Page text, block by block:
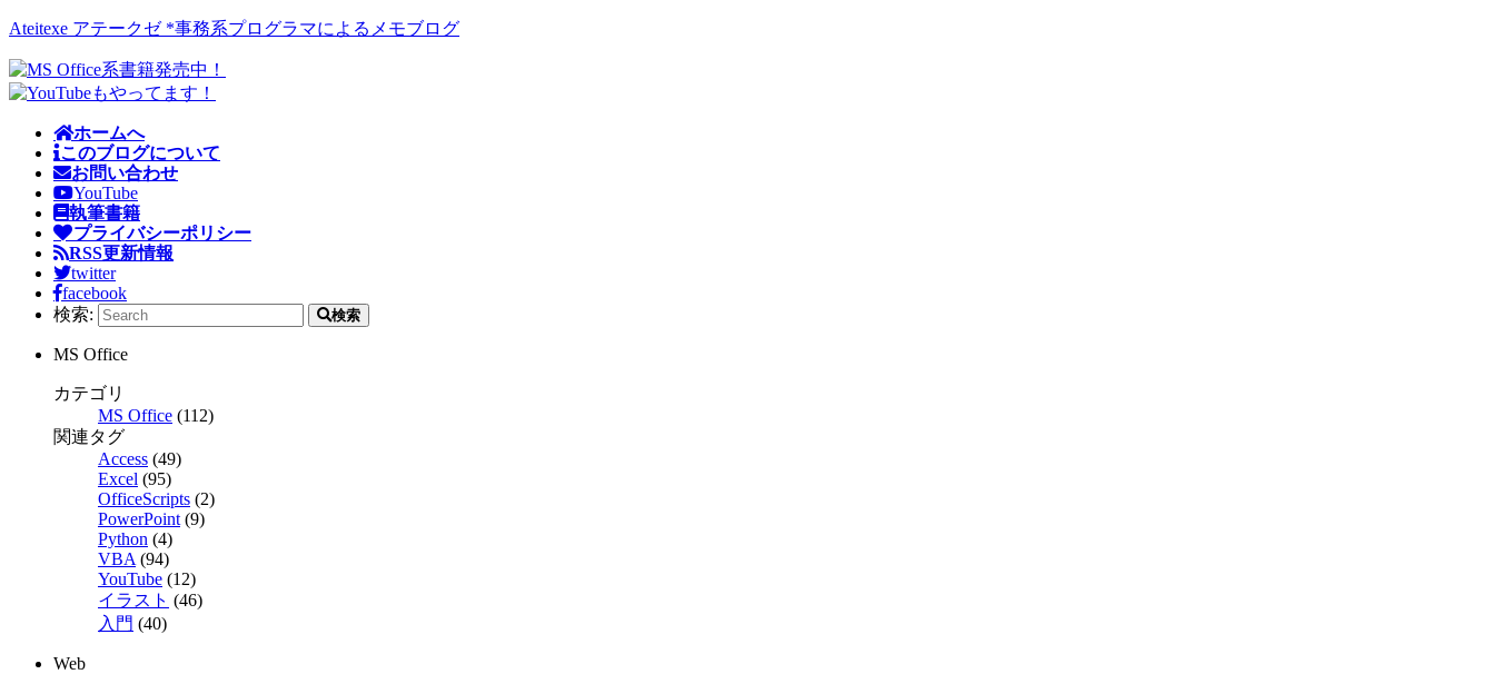
Ateitexe アテークゼ *事務系プログラマによるメモブログ
ホームへ
このブログについて
お問い合わせ
YouTube
執筆書籍
プライバシーポリシー
RSS更新情報
twitter
facebook
検索: 検索
MS Office
カテゴリ
MS Office (112)
関連タグ
Access (49)
Excel (95)
OfficeScripts (2)
PowerPoint (9)
Python (4)
VBA (94)
YouTube (12)
イラスト (46)
入門 (40)
Web